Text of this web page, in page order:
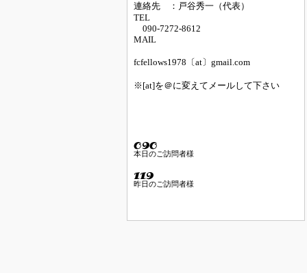
連絡先 ：戸谷秀一（代表）
TEL
090-7272-8612
MAIL
fcfellows1978〔at〕gmail.com
※[at]を＠に変えてメールして下さい
本日のご訪問者様
昨日のご訪問者様